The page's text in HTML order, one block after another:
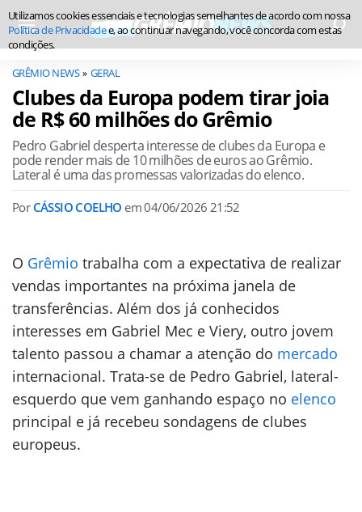
GRÊMIO NEWS GERAL
Clubes da Europa podem tirar joia
de R$ 60 milhões do Grêmio
Pedro Gabriel desperta interesse de clubes da Europa e
pode render mais de 10 milhões de euros ao Grêmio.
Lateral é uma das promessas valorizadas do elenco.
Por CÁSSIO COELHO em04/06/2026 21:52
O Grêmio trabalha com a expectativa de realizar
vendas importantes na próxima janela de
transferências. Além dos já conhecidos
interesses em Gabriel Mec e Viery, outro jovem
talento passou a chamar a atenção do mercado
internacional. Trata-se de Pedro Gabriel, lateral-
esquerdo que vem ganhando espaço no elenco
principal e já recebeu sondagens de clubes
europeus.
Utilizamos cookies essenciais e tecnologias semelhantes de acordo com nossa
Política de Privacidadee, ao continuar navegando, você concorda com estas
condições.